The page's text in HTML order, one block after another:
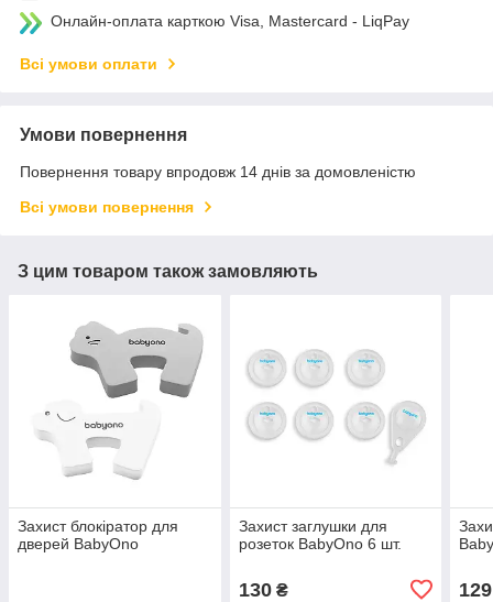
Онлайн-оплата карткою Visa, Mastercard - LiqPay
Всі умови оплати
Умови повернення
Повернення товару впродовж 14 днів за домовленістю
Всі умови повернення
З цим товаром також замовляють
Захист блокіратор для
дверей BabyOno
Захист заглушки для
розеток BabyOno 6 шт.
130₴ 129